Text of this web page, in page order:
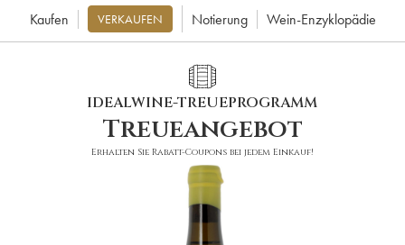
Kaufen VERKAUFEN Notierung Wein-Enzyklopädie
IDEALWINE-TREUEPROGRAMM
Treueangebot
Erhalten Sie Rabatt-Coupons bei jedem Einkauf!